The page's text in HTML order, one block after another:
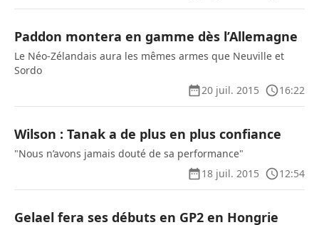
Paddon montera en gamme dès l’Allemagne
Le Néo-Zélandais aura les mêmes armes que Neuville et
Sordo
20 juil. 2015
16:22
Wilson : Tanak a de plus en plus confiance
"Nous n’avons jamais douté de sa performance"
18 juil. 2015
12:54
Gelael fera ses débuts en GP2 en Hongrie